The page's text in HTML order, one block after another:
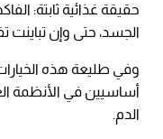
حقيقة غذائية ثابتة:
الجسد، حتى وإن تباينت
وفي طليعة هذه
أساسيين في الأنظمة
الدم.